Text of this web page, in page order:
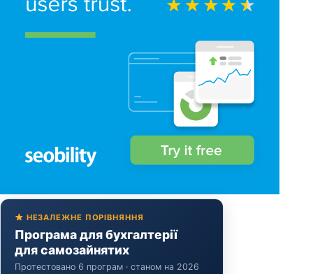
НЕЗАЛЕЖНЕ ПОРІВНЯННЯ
Програма для бухгалтерії
для самозайнятих
Протестовано 6 програм · станом на 2026